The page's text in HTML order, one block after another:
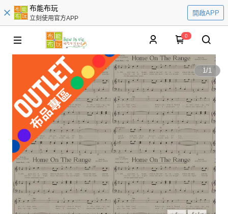
布能布玩
立刻使用官方APP
開啟APP
0
1/1